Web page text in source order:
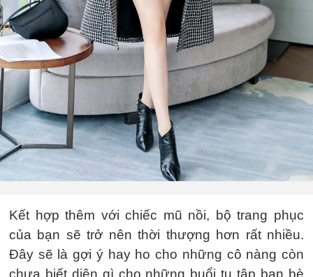
Kết hợp thêm với chiếc mũ nồi, bộ trang phục
của bạn sẽ trở nên thời thượng hơn rất nhiều.
Đây sẽ là gợi ý hay ho cho những cô nàng còn
chưa biết diện gì cho những buổi tụ tập bạn bè